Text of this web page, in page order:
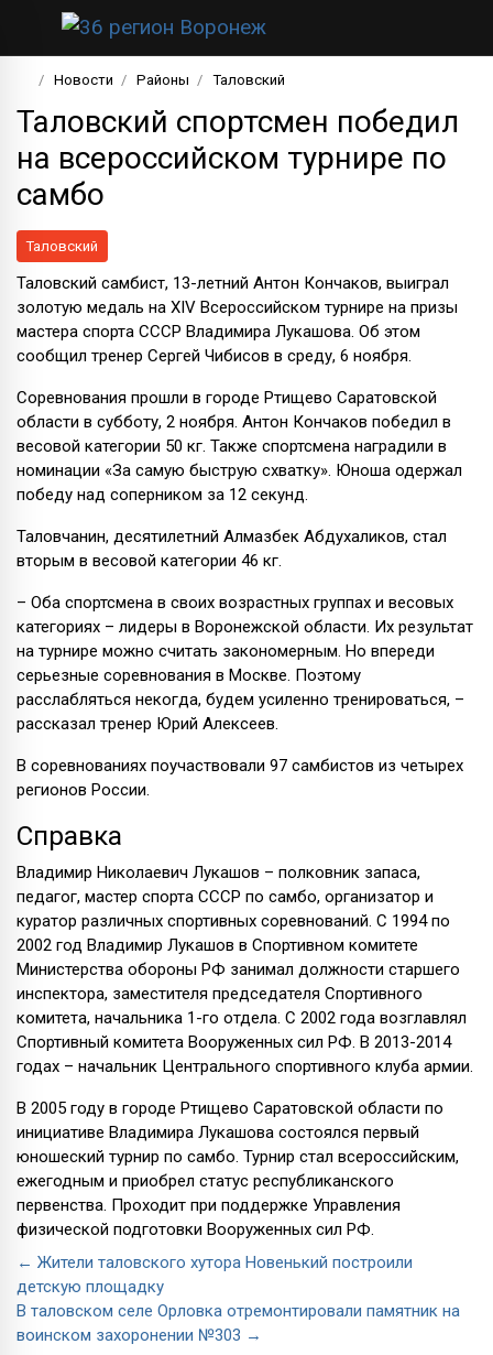
Новости Районы Таловский
Таловский спортсмен победил
на всероссийском турнире по
самбо
Таловский
Таловский самбист, 13-летний Антон Кончаков, выиграл
золотую медаль на XIV Всероссийском турнире на призы
мастера спорта СССР Владимира Лукашова. Об этом
сообщил тренер Сергей Чибисов в среду, 6 ноября.
Соревнования прошли в городе Ртищево Саратовской
области в субботу, 2 ноября. Антон Кончаков победил в
весовой категории 50 кг. Также спортсмена наградили в
номинации «За самую быструю схватку». Юноша одержал
победу над соперником за 12 секунд.
Таловчанин, десятилетний Алмазбек Абдухаликов, стал
вторым в весовой категории 46 кг.
– Оба спортсмена в своих возрастных группах и весовых
категориях – лидеры в Воронежской области. Их результат
на турнире можно считать закономерным. Но впереди
серьезные соревнования в Москве. Поэтому
расслабляться некогда, будем усиленно тренироваться, –
рассказал тренер Юрий Алексеев.
В соревнованиях поучаствовали 97 самбистов из четырех
регионов России.
Справка
Владимир Николаевич Лукашов – полковник запаса,
педагог, мастер спорта СССР по самбо, организатор и
куратор различных спортивных соревнований. С 1994 по
2002 год Владимир Лукашов в Спортивном комитете
Министерства обороны РФ занимал должности старшего
инспектора, заместителя председателя Спортивного
комитета, начальника 1-го отдела. С 2002 года возглавлял
Спортивный комитета Вооруженных сил РФ. В 2013-2014
годах – начальник Центрального спортивного клуба армии.
В 2005 году в городе Ртищево Саратовской области по
инициативе Владимира Лукашова состоялся первый
юношеский турнир по самбо. Турнир стал всероссийским,
ежегодным и приобрел статус республиканского
первенства. Проходит при поддержке Управления
физической подготовки Вооруженных сил РФ.
← Жители таловского хутора Новенький построили
детскую площадку
В таловском селе Орловка отремонтировали памятник на
воинском захоронении №303 →